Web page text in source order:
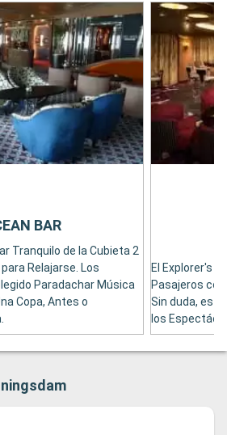
Tranquilo de la Cubieta 2
Relajarse. Los
Paradachar Música
Copa, Antes o
BAR
El Explorer's
Pasajeros
Sin duda, es
los